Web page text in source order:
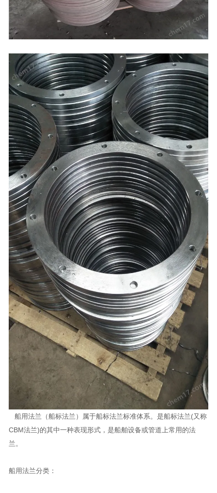
船用法兰 （船标法兰）属于船标法兰标准体系。是船标法兰(又称
CBM法兰)的其中一种表现形式，是船舶设备或管道上常用的法
兰。
船用法兰分类：